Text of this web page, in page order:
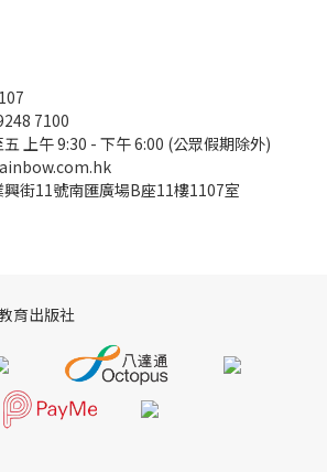
7100
上午 9:30 - 下午 6:00 (公眾假期除外)
街11號南匯廣場B座11樓1107室
育出版社